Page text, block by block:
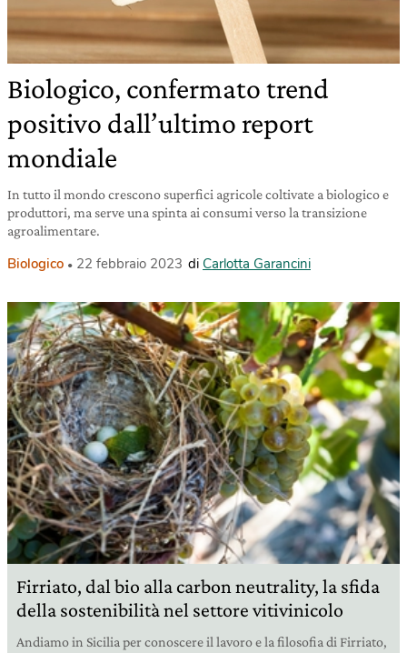
Biologico, confermato trend
positivo dall’ultimo report
mondiale
In tutto il mondo crescono superfici agricole coltivate a biologico e
produttori, ma serve una spinta ai consumi verso la transizione
agroalimentare.
Biologico 22 febbraio 2023 di Carlotta Garancini
Firriato, dal bio alla carbon neutrality, la sfida
della sostenibilità nel settore vitivinicolo
Andiamo in Sicilia per conoscere il lavoro e la filosofia di Firriato,